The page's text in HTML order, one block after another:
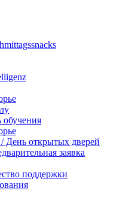
обучения
День открытых дверей
заявка
поддержки